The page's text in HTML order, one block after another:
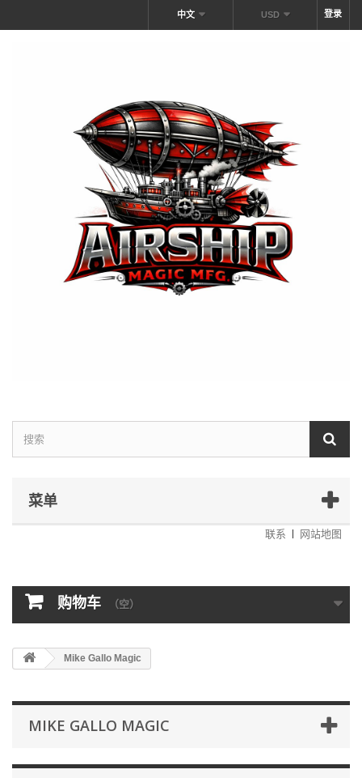
登录
USD
中文
菜单
联系 网站地图
购物车 （空）
Mike Gallo Magic
MIKE GALLO MAGIC